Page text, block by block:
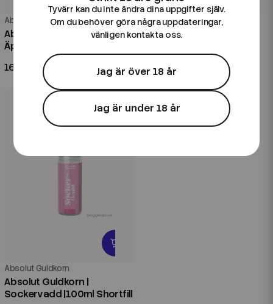
Absolut Guldkorn
Absolut Guldkorn | Syrliga
Äpplen |100ml Shortfill
169 kr
Absolut Guldkorn
Absolut Guldkorn | Kiwi
99 kr
Absolut Guldkorn
Absolut Guldkorn |
Sockervadd |100ml Shortfill
Tyvärr kan du inte ändra dina uppgifter själv.
Om du behöver göra några uppdateringar,
vänligen kontakta oss.
Jag är över 18 år
Jag är under 18 år